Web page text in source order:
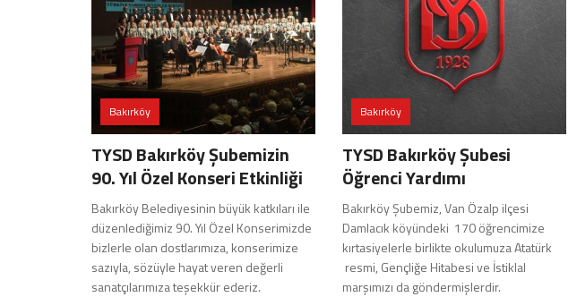
Bakırköy
TYSD Bakırköy Şubemizin
90. Yıl Özel Konseri Etkinliği
Bakırköy Belediyesinin büyük katkıları ile
düzenlediğimiz 90. Yıl Özel Konserimizde
bizlerle olan dostlarımıza, konserimize
sazıyla, sözüyle hayat veren değerli
sanatçılarımıza teşekkür ederiz.
Bakırköy
TYSD Bakırköy Şubesi
Öğrenci Yardımı
Bakırköy Şubemiz, Van Özalp ilçesi
Damlacık köyündeki 170 öğrencimize
kırtasiyelerle birlikte okulumuza Atatürk
resmi, Gençliğe Hitabesi ve İstiklal
marşımızı da göndermişlerdir.